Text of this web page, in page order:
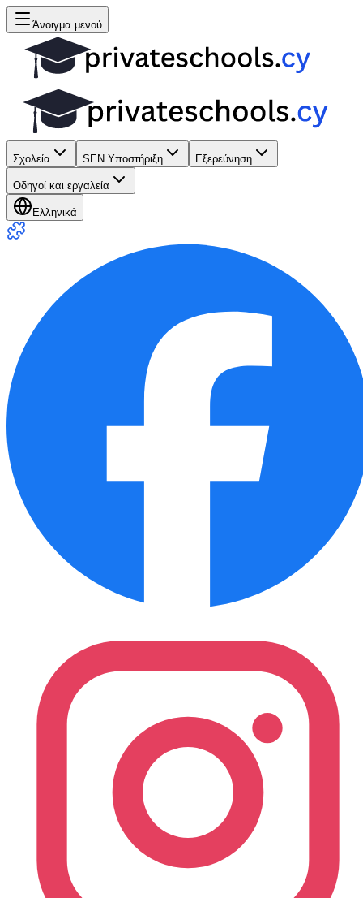
Άνοιγμα μενού
Σχολεία SEN Υποστήριξη Εξερεύνηση
Οδηγοί και εργαλεία
Ελληνικά